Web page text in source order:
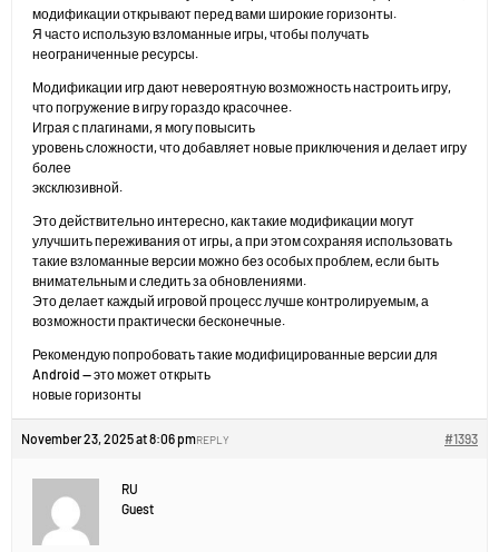
модификации открывают перед вами широкие горизонты.
Я часто использую взломанные игры, чтобы получать
неограниченные ресурсы.
Модификации игр дают невероятную возможность настроить игру,
что погружение в игру гораздо красочнее.
Играя с плагинами, я могу повысить
уровень сложности, что добавляет новые приключения и делает игру
более
эксклюзивной.
Это действительно интересно, как такие модификации могут
улучшить переживания от игры, а при этом сохраняя использовать
такие взломанные версии можно без особых проблем, если быть
внимательным и следить за обновлениями.
Это делает каждый игровой процесс лучше контролируемым, а
возможности практически бесконечные.
Рекомендую попробовать такие модифицированные версии для
Android — это может открыть
новые горизонты
November 23, 2025 at 8:06 pm #1393
REPLY
RU
Guest